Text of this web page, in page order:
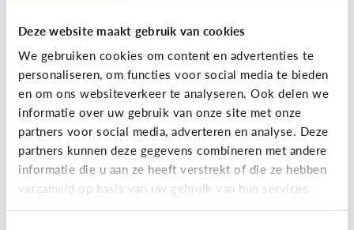
Deze website maakt gebruik van cookies
We gebruiken cookies om content en advertenties te
personaliseren, om functies voor social media te bieden
en om ons websiteverkeer te analyseren. Ook delen we
informatie over uw gebruik van onze site met onze
partners voor social media, adverteren en analyse. Deze
partners kunnen deze gegevens combineren met andere
informatie die u aan ze heeft verstrekt of die ze hebben
verzameld op basis van uw gebruik van hun services.
School
Wat is Smartschool?